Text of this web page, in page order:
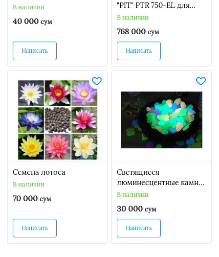
В наличии
40 000 сум
Написать
"PIT" PTR 750-EL для
кошения мягкой
В наличии
768 000 сум
Написать
Семена лотоса
В наличии
70 000 сум
Написать
Светящиеся
люминесцентные камни
для декора (20 шт.)
В наличии
30 000 сум
Написать